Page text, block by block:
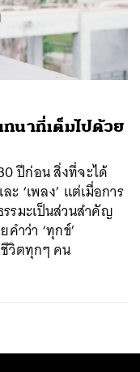
นาที่เต็มไปด้วย
ปีก่อน สิ่งที่จะได้
ะ ‘เพลง’ แต่เมื่อการ
รมะเป็นส่วนสำคัญ
ำว่า ‘ทุกข์’
วิตทุกๆ คน
EMAIL